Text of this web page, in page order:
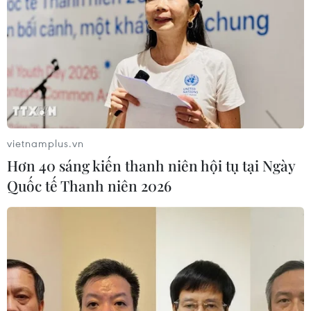
Phát triển Du lịch Ẩm thực từ những tinh
hoa văn hóa truyền thống
14/08/2023 08:33
vietnamplus.vn
Hơn 40 sáng kiến thanh niên hội tụ tại Ngày
Quốc tế Thanh niên 2026